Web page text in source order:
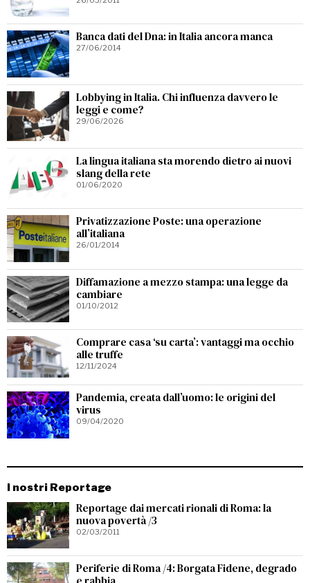
Banca dati del Dna: in Italia ancora manca
27/06/2014
Lobbying in Italia. Chi influenza davvero le
leggi e come?
29/06/2026
La lingua italiana sta morendo dietro ai nuovi
slang della rete
01/06/2020
Privatizzazione Poste: una operazione
all’italiana
26/01/2014
Diffamazione a mezzo stampa: una legge da
cambiare
01/10/2012
Comprare casa ‘su carta’: vantaggi ma occhio
alle truffe
12/11/2024
Pandemia, creata dall’uomo: le origini del
virus
09/04/2020
I nostri Reportage
Reportage dai mercati rionali di Roma: la
nuova povertà /3
02/03/2011
Periferie di Roma /4: Borgata Fidene, degrado